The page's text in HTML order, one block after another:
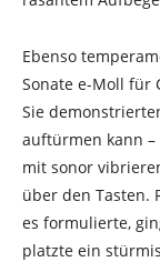
Ebenso
Sonate e-Moll für
Sie
auftürmen kann
mit sonor
über den Tasten.
es formulierte,
platzte ein